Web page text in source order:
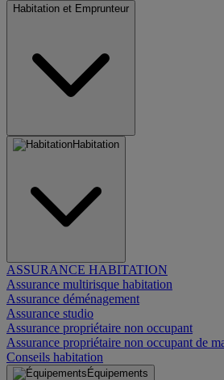
Habitation et Emprunteur
Habitation
ASSURANCE HABITATION
Assurance multirisque habitation
Assurance déménagement
Assurance studio
Assurance propriétaire non occupant
Assurance propriétaire non occupant de
Conseils habitation
Équipements